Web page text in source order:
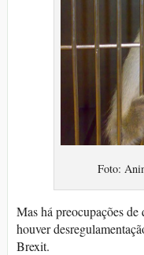
Foto:
Mas há preocupações
houver
Brexit.